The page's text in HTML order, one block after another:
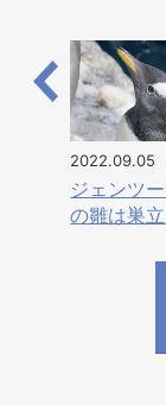
2022.09.05
ジェンツ
の雛は巣